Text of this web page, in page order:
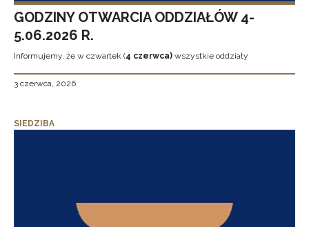
GODZINY OTWARCIA ODDZIAŁÓW 4-
5.06.2026 R.
Informujemy, że w czwartek (4 czerwca) wszystkie oddziały
3 czerwca, 2026
SIEDZIBA